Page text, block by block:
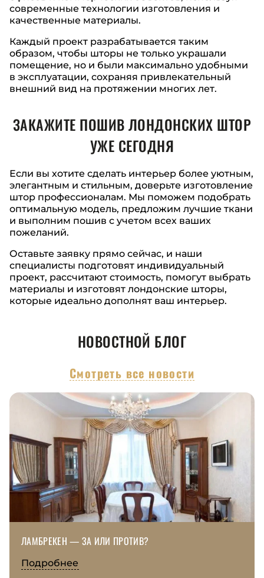
современные технологии изготовления и
качественные материалы.
Каждый проект разрабатывается таким
образом, чтобы шторы не только украшали
помещение, но и были максимально удобными
в эксплуатации, сохраняя привлекательный
внешний вид на протяжении многих лет.
ЗАКАЖИТЕ ПОШИВ ЛОНДОНСКИХ ШТОР
УЖЕ СЕГОДНЯ
Если вы хотите сделать интерьер более уютным,
элегантным и стильным, доверьте изготовление
штор профессионалам. Мы поможем подобрать
оптимальную модель, предложим лучшие ткани
и выполним пошив с учетом всех ваших
пожеланий.
Оставьте заявку прямо сейчас, и наши
специалисты подготовят индивидуальный
проект, рассчитают стоимость, помогут выбрать
материалы и изготовят лондонские шторы,
которые идеально дополнят ваш интерьер.
НОВОСТНОЙ БЛОГ
Смотреть все новости
ЛАМБРЕКЕН — ЗА ИЛИ ПРОТИВ?
Подробнее